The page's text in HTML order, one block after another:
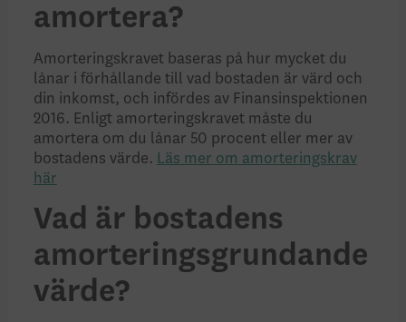
amortera?
Amorteringskravet baseras på hur mycket du
lånar i förhållande till vad bostaden är värd och
din inkomst, och infördes av Finansinspektionen
2016. Enligt amorteringskravet måste du
amortera om du lånar 50 procent eller mer av
bostadens värde.
Läs mer om amorteringskrav
här
Vad är bostadens
amorteringsgrundande
värde?